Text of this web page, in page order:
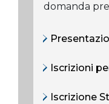
domanda
Iscrizioni
Iscrizione